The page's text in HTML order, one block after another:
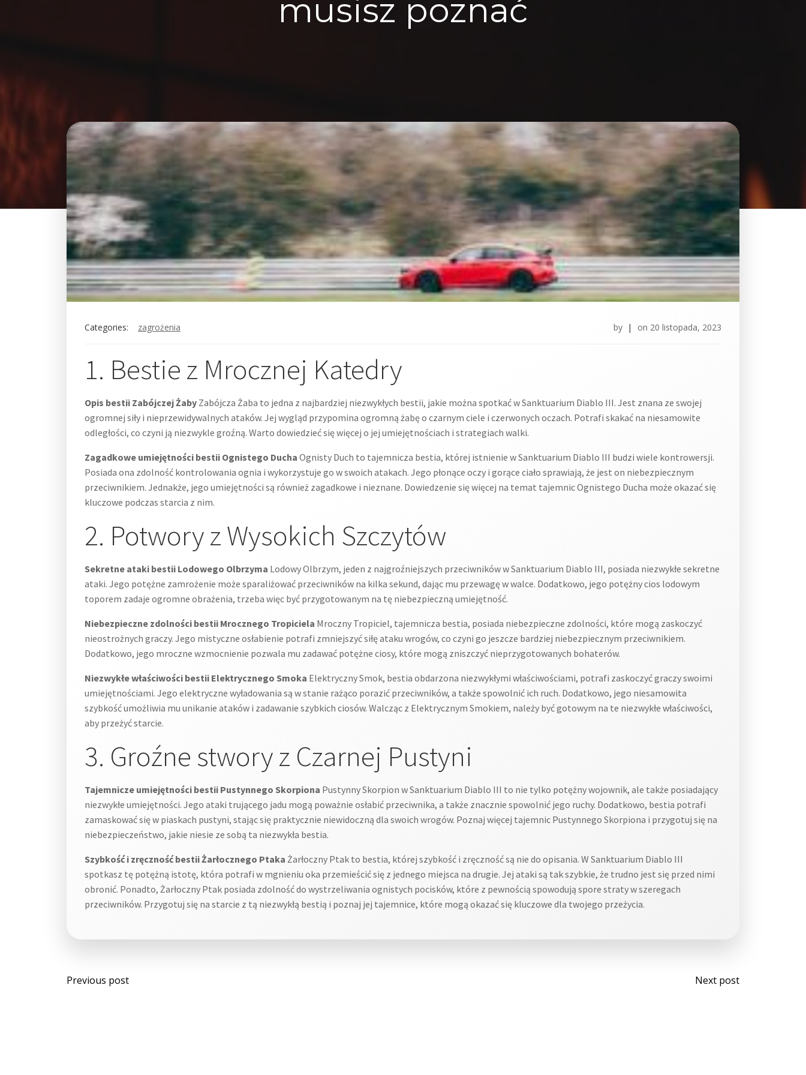
musisz poznać
Categories: zagrożenia by | on 20 listopada, 2023
1. Bestie z Mrocznej Katedry
Opis bestii Zabójczej Żaby Zabójcza Żaba to jedna z najbardziej niezwykłych bestii, jakie można spotkać w Sanktuarium Diablo III. Jest znana ze swojej
ogromnej siły i nieprzewidywalnych ataków. Jej wygląd przypomina ogromną żabę o czarnym ciele i czerwonych oczach. Potrafi skakać na niesamowite
odległości, co czyni ją niezwykle groźną. Warto dowiedzieć się więcej o jej umiejętnościach i strategiach walki.
Zagadkowe umiejętności bestii Ognistego Ducha Ognisty Duch to tajemnicza bestia, której istnienie w Sanktuarium Diablo III budzi wiele kontrowersji.
Posiada ona zdolność kontrolowania ognia i wykorzystuje go w swoich atakach. Jego płonące oczy i gorące ciało sprawiają, że jest on niebezpiecznym
przeciwnikiem. Jednakże, jego umiejętności są również zagadkowe i nieznane. Dowiedzenie się więcej na temat tajemnic Ognistego Ducha może okazać się
kluczowe podczas starcia z nim.
2. Potwory z Wysokich Szczytów
Sekretne ataki bestii Lodowego Olbrzyma Lodowy Olbrzym, jeden z najgroźniejszych przeciwników w Sanktuarium Diablo III, posiada niezwykłe sekretne
ataki. Jego potężne zamrożenie może sparaliżować przeciwników na kilka sekund, dając mu przewagę w walce. Dodatkowo, jego potężny cios lodowym
toporem zadaje ogromne obrażenia, trzeba więc być przygotowanym na tę niebezpieczną umiejętność.
Niebezpieczne zdolności bestii Mrocznego Tropiciela Mroczny Tropiciel, tajemnicza bestia, posiada niebezpieczne zdolności, które mogą zaskoczyć
nieostrożnych graczy. Jego mistyczne osłabienie potrafi zmniejszyć siłę ataku wrogów, co czyni go jeszcze bardziej niebezpiecznym przeciwnikiem.
Dodatkowo, jego mroczne wzmocnienie pozwala mu zadawać potężne ciosy, które mogą zniszczyć nieprzygotowanych bohaterów.
Niezwykłe właściwości bestii Elektrycznego Smoka Elektryczny Smok, bestia obdarzona niezwykłymi właściwościami, potrafi zaskoczyć graczy swoimi
umiejętnościami. Jego elektryczne wyładowania są w stanie rażąco porazić przeciwników, a także spowolnić ich ruch. Dodatkowo, jego niesamowita
szybkość umożliwia mu unikanie ataków i zadawanie szybkich ciosów. Walcząc z Elektrycznym Smokiem, należy być gotowym na te niezwykłe właściwości,
aby przeżyć starcie.
3. Groźne stwory z Czarnej Pustyni
Tajemnicze umiejętności bestii Pustynnego Skorpiona Pustynny Skorpion w Sanktuarium Diablo III to nie tylko potężny wojownik, ale także posiadający
niezwykłe umiejętności. Jego ataki trującego jadu mogą poważnie osłabić przeciwnika, a także znacznie spowolnić jego ruchy. Dodatkowo, bestia potrafi
zamaskować się w piaskach pustyni, stając się praktycznie niewidoczną dla swoich wrogów. Poznaj więcej tajemnic Pustynnego Skorpiona i przygotuj się na
niebezpieczeństwo, jakie niesie ze sobą ta niezwykła bestia.
Szybkość i zręczność bestii Żarłocznego Ptaka Żarłoczny Ptak to bestia, której szybkość i zręczność są nie do opisania. W Sanktuarium Diablo III
spotkasz tę potężną istotę, która potrafi w mgnieniu oka przemieścić się z jednego miejsca na drugie. Jej ataki są tak szybkie, że trudno jest się przed nimi
obronić. Ponadto, Żarłoczny Ptak posiada zdolność do wystrzeliwania ognistych pocisków, które z pewnością spowodują spore straty w szeregach
przeciwników. Przygotuj się na starcie z tą niezwykłą bestią i poznaj jej tajemnice, które mogą okazać się kluczowe dla twojego przeżycia.
Post
Previous post
Post
Next post